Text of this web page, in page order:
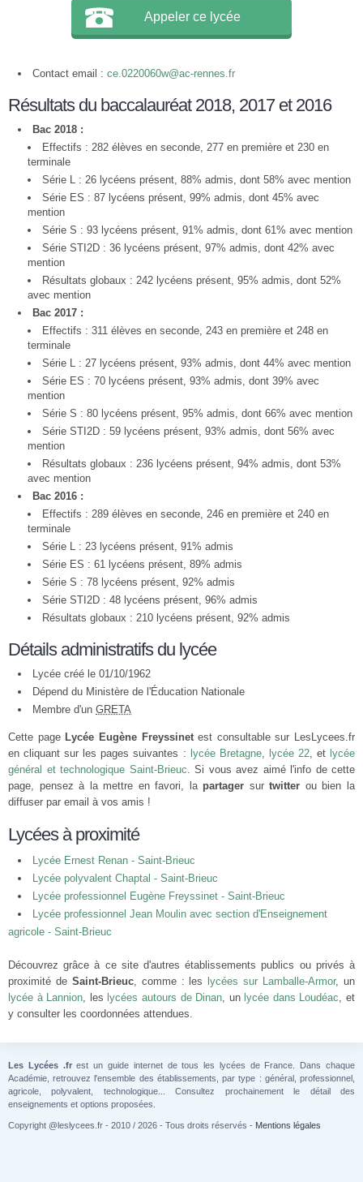
Appeler ce lycée
Contact email : ce.0220060w@ac-rennes.fr
Résultats du baccalauréat 2018, 2017 et 2016
Bac 2018 :
Effectifs : 282 élèves en seconde, 277 en première et 230 en
terminale
Série L : 26 lycéens présent, 88% admis, dont 58% avec mention
Série ES : 87 lycéens présent, 99% admis, dont 45% avec
mention
Série S : 93 lycéens présent, 91% admis, dont 61% avec mention
Série STI2D : 36 lycéens présent, 97% admis, dont 42% avec
mention
Résultats globaux : 242 lycéens présent, 95% admis, dont 52%
avec mention
Bac 2017 :
Effectifs : 311 élèves en seconde, 243 en première et 248 en
terminale
Série L : 27 lycéens présent, 93% admis, dont 44% avec mention
Série ES : 70 lycéens présent, 93% admis, dont 39% avec
mention
Série S : 80 lycéens présent, 95% admis, dont 66% avec mention
Série STI2D : 59 lycéens présent, 93% admis, dont 56% avec
mention
Résultats globaux : 236 lycéens présent, 94% admis, dont 53%
avec mention
Bac 2016 :
Effectifs : 289 élèves en seconde, 246 en première et 240 en
terminale
Série L : 23 lycéens présent, 91% admis
Série ES : 61 lycéens présent, 89% admis
Série S : 78 lycéens présent, 92% admis
Série STI2D : 48 lycéens présent, 96% admis
Résultats globaux : 210 lycéens présent, 92% admis
Détails administratifs du lycée
Lycée créé le 01/10/1962
Dépend du Ministère de l'Éducation Nationale
Membre d'un GRETA
Cette page Lycée Eugène Freyssinetest consultable sur LesLycees.fr
en cliquant sur les pages suivantes : lycée Bretagne, lycée 22, et lycée
général et technologique Saint-Brieuc. Si vous avez aimé l'info de cette
page, pensez à la mettre en favori, la partager surtwitter ou bien la
diffuser par email à vos amis !
Lycées à proximité
Lycée Ernest Renan - Saint-Brieuc
Lycée polyvalent Chaptal - Saint-Brieuc
Lycée professionnel Eugène Freyssinet - Saint-Brieuc
Lycée professionnel Jean Moulin avec section d'Enseignement
agricole - Saint-Brieuc
Découvrez grâce à ce site d'autres établissements publics ou privés à
proximité de Saint-Brieuc, comme : les lycées sur Lamballe-Armor, un
lycée à Lannion, les lycées autours de Dinan, un lycée dans Loudéac, et
y consulter les coordonnées attendues.
Les Lycées .frest un guide internet de tous les lycées de France. Dans chaque
Académie, retrouvez l'ensemble des établissements, par type : général, professionnel,
agricole, polyvalent, technologique... Consultez prochainement le détail des
enseignements et options proposées.
Copyright @leslycees.fr - 2010 / 2026 - Tous droits réservés - Mentions légales